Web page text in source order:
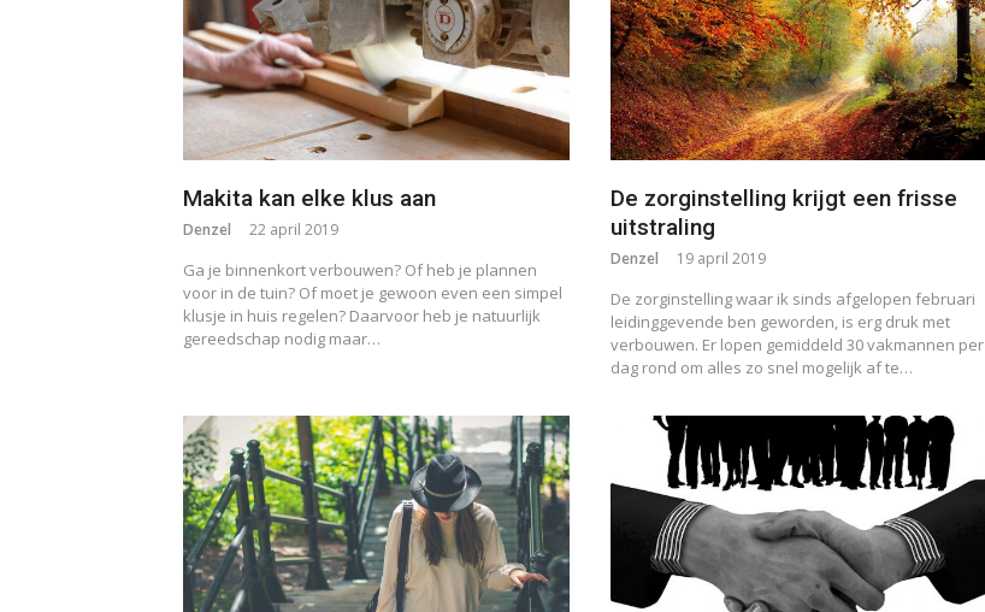
Makita kan elke klus aan
Denzel 22 april 2019
Ga je binnenkort verbouwen? Of heb je plannen
voor in de tuin? Of moet je gewoon even een simpel
klusje in huis regelen? Daarvoor heb je natuurlijk
gereedschap nodig maar…
De zorginstelling krijgt een frisse
uitstraling
Denzel 19 april 2019
De zorginstelling waar ik sinds afgelopen februari
leidinggevende ben geworden, is erg druk met
verbouwen. Er lopen gemiddeld 30 vakmannen per
dag rond om alles zo snel mogelijk af te…